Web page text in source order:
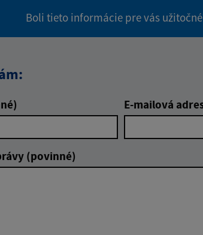
Boli tieto informácie pre vás
E-mailová
(povinné)